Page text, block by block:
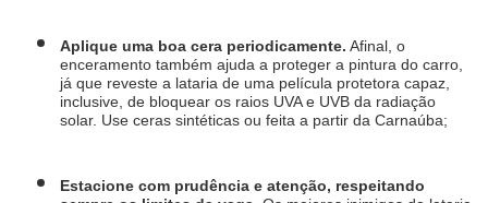
Aplique uma boa cera periodicamente. Afinal, o
enceramento também ajuda a proteger a pintura do carro,
já que reveste a lataria de uma película protetora capaz,
inclusive, de bloquear os raios UVA e UVB da radiação
solar. Use ceras sintéticas ou feita a partir da Carnaúba;
Estacione com prudência e atenção, respeitando